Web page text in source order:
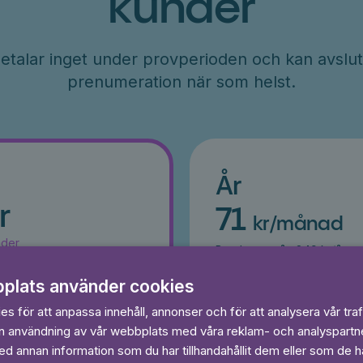
kunder
inget under provperioden och kan
prenumeration när som helst.
dagar gratis
År
71 kr/månad
Betalas per år, 849 kr/år
Prova 7
använder cookies
för att anpassa innehåll, annonser och för att analysera vår
användning av vår webbplats med våra reklam- och
annan information som du har tillhandahållit dem eller som de